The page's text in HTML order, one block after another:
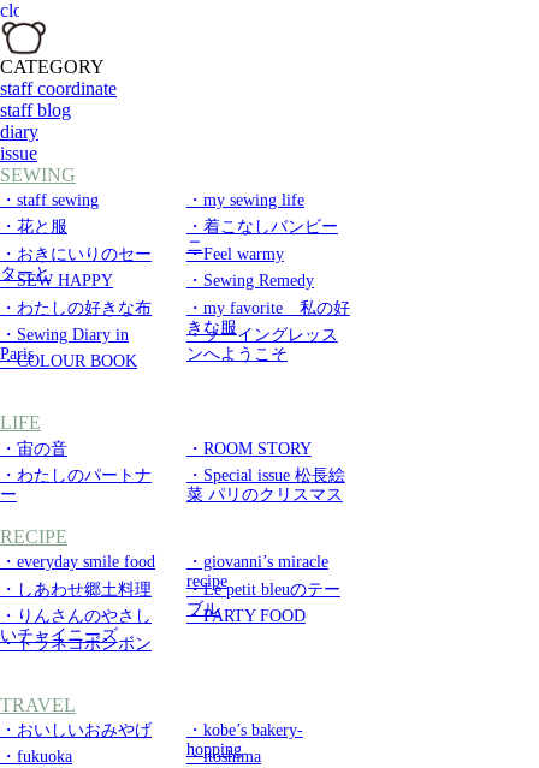
CATEGORY
staff coordinate
staff blog
diary
issue
SEWING
・staff sewing
・my sewing life
・花と服
・着こなしバンビー
ニ
・おきにいりのセー
ターと
・Feel warmy
・SEW HAPPY
・Sewing Remedy
・わたしの好きな布
・my favorite 私の好
きな服
・Sewing Diary in
Paris
・ソーイングレッス
ンへようこそ
・COLOUR BOOK
LIFE
・宙の音
・ROOM STORY
・わたしのパートナ
ー
・Special issue 松長絵
菜 パリのクリスマス
RECIPE
・everyday smile food
・giovanni’s miracle
recipe
・しあわせ郷土料理
・Le petit bleuのテー
ブル
・りんさんのやさし
いチャイニーズ
・PARTY FOOD
・トラネコボンボン
TRAVEL
・おいしいおみやげ
・kobe’s bakery-
hopping
・fukuoka
・itoshima